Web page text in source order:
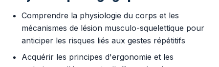
Comprendre la physiologie du corps et les
mécanismes de lésion musculo-squelettique pour
anticiper les risques liés aux gestes répétitifs
Acquérir les principes d'ergonomie et les